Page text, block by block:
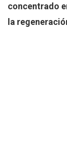
concentrado
la